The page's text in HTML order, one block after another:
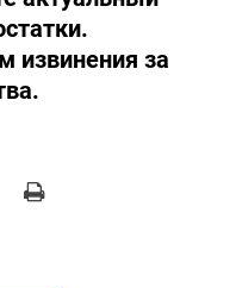
извинения за